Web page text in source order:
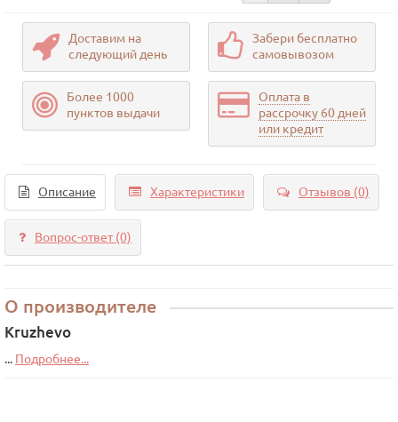
Доставим на
следующий день
Забери бесплатно
самовывозом
Более 1000
пунктов выдачи
Оплата в
рассрочку 60 дней
или кредит
Описание Характеристики Отзывов (0)
Вопрос-ответ(0)
О производителе
Kruzhevo
... Подробнее...